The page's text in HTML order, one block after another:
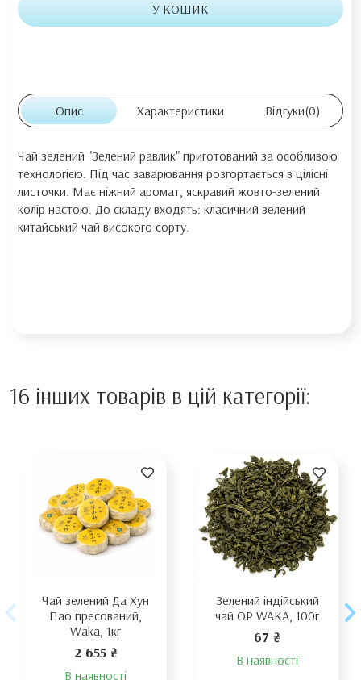
У КОШИК
Опис Характеристики Відгуки(0)
Чай зелений "Зелений равлик" приготований за особливою
технологією. Під час заварювання розгортається в цілісні
листочки. Має ніжний аромат, яскравий жовто-зелений
колір настою. До складу входять: класичний зелений
китайський чай високого сорту.
16 інших товарів в цій категорії:
Чай зелений Да Хун
Пао пресований,
Waka, 1кг
2 655 ₴
В наявності
Зелений індійський
чай OP WAKA, 100г
67 ₴
В наявності